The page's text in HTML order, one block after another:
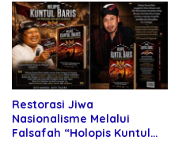
Restorasi Jiwa
Nasionalisme Melalui
Falsafah “Holopis Kuntul